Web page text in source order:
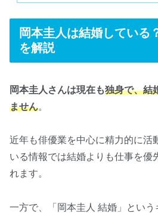
岡本圭人は結婚している
を解説
岡本圭人さんは現在も独身で、結
ません。
近年も俳優業を中心に精力的に活
いる情報では結婚よりも仕事を優
れます。
一方で、「岡本圭人 結婚」とい